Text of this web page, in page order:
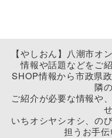
【やしおん】八潮市オ
情報や話題などをご
SHOP情報から市政県
隣
ご紹介が必要な情報や
いちオシヤシオシ、の
担うお手伝